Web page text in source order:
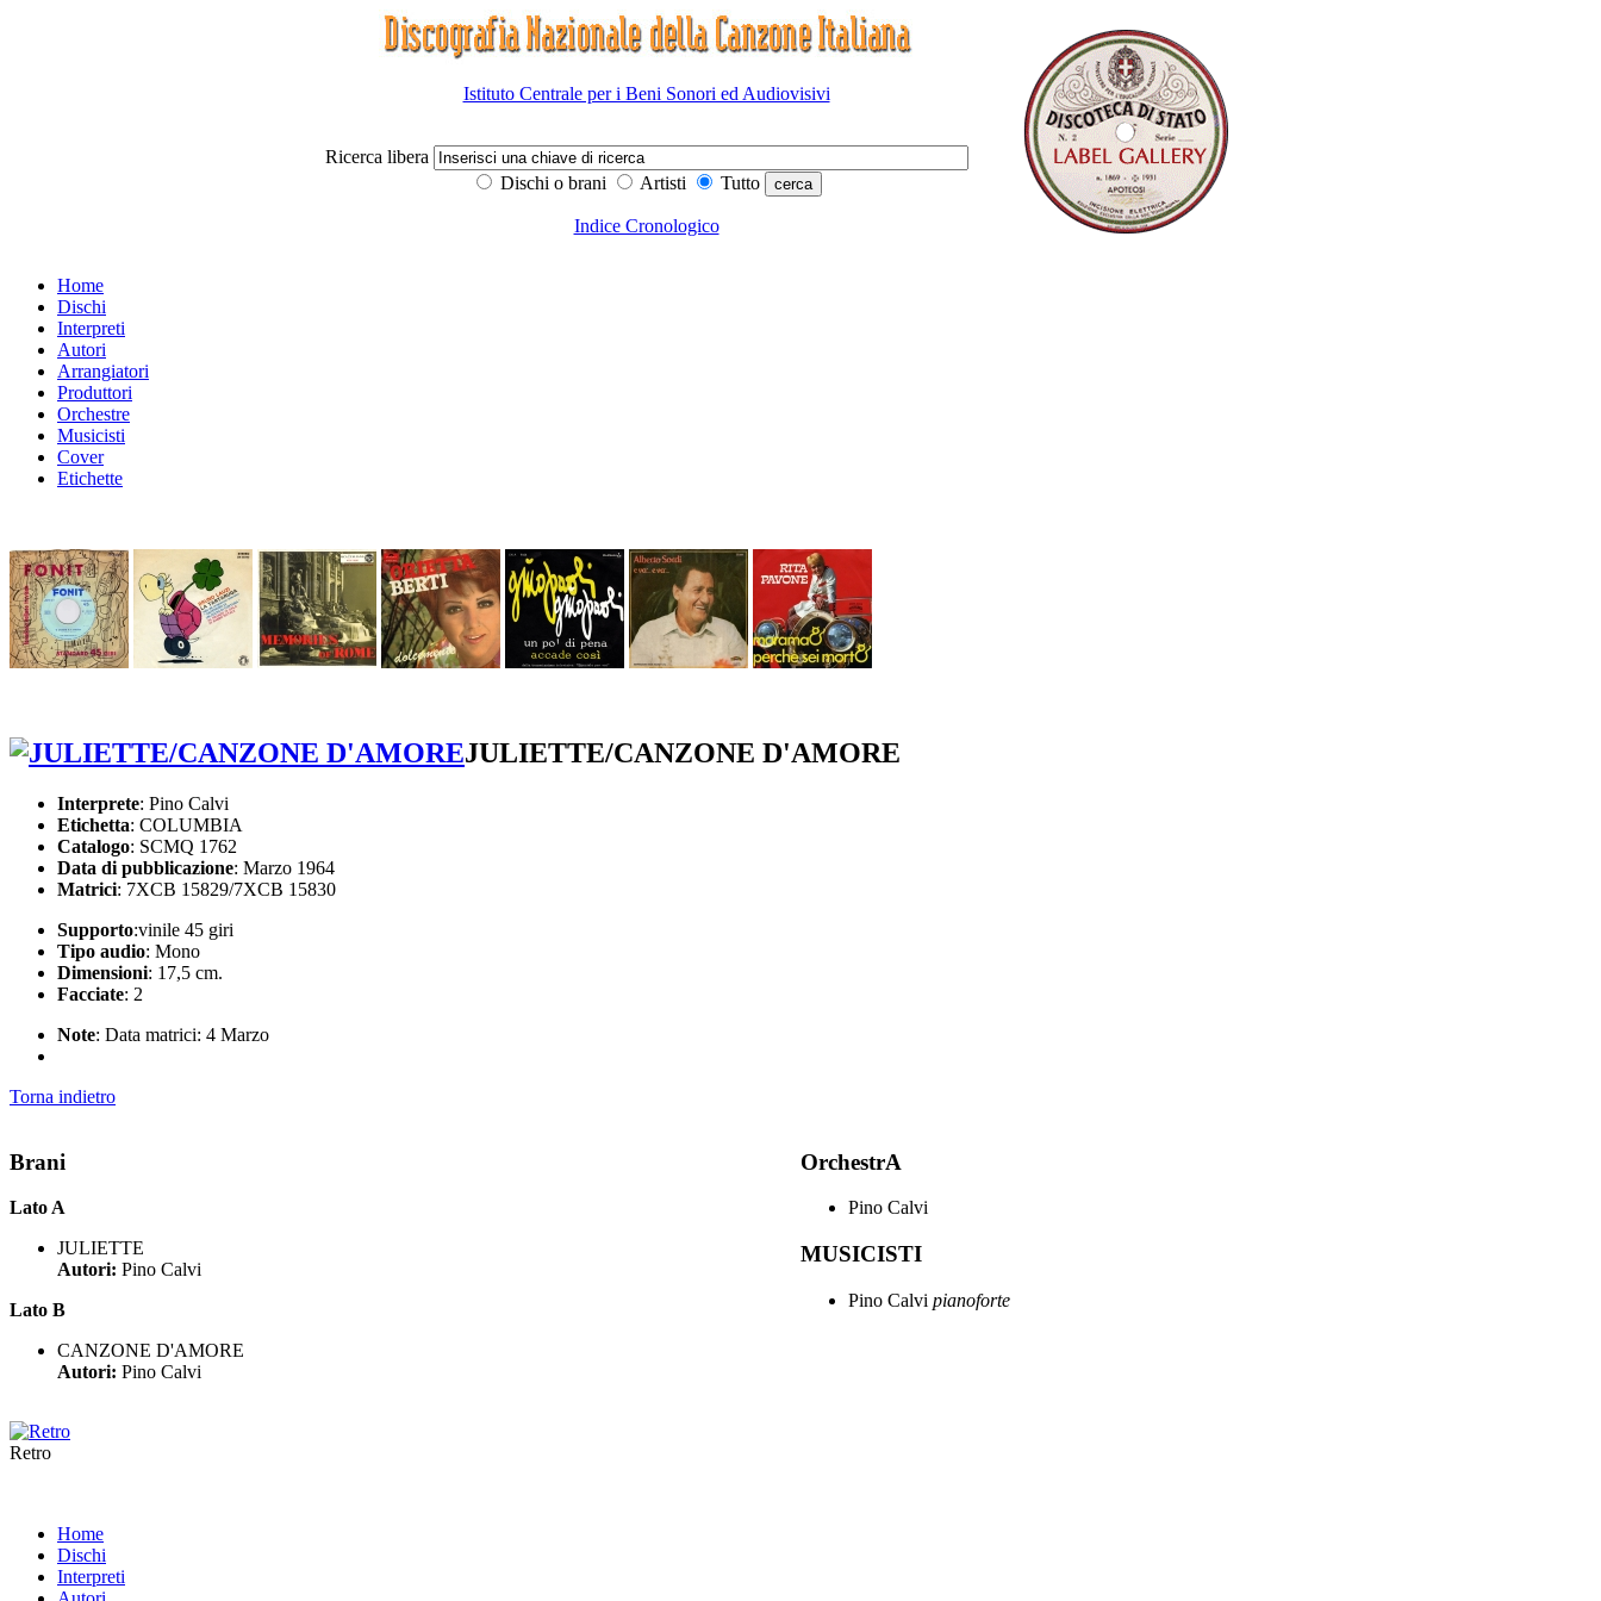
Istituto Centrale per i Beni Sonori ed Audiovisivi
Ricerca libera
Dischi o brani
Artisti Tutto
Indice Cronologico
Home
Dischi
Interpreti
Autori
Arrangiatori
Produttori
Orchestre
Musicisti
Cover
Etichette
JULIETTE/CANZONE D'AMORE
Interprete: Pino Calvi
Etichetta: COLUMBIA
Catalogo: SCMQ 1762
Data di pubblicazione: Marzo 1964
Matrici: 7XCB 15829/7XCB 15830
Supporto:vinile 45 giri
Tipo audio: Mono
Dimensioni: 17,5 cm.
Facciate: 2
Note: Data matrici: 4 Marzo
Torna indietro
Brani
Lato A
JULIETTE
Autori: Pino Calvi
Lato B
CANZONE D'AMORE
Autori: Pino Calvi
OrchestrA
Pino Calvi
MUSICISTI
Pino Calvi pianoforte
Retro
Home
Dischi
Interpreti